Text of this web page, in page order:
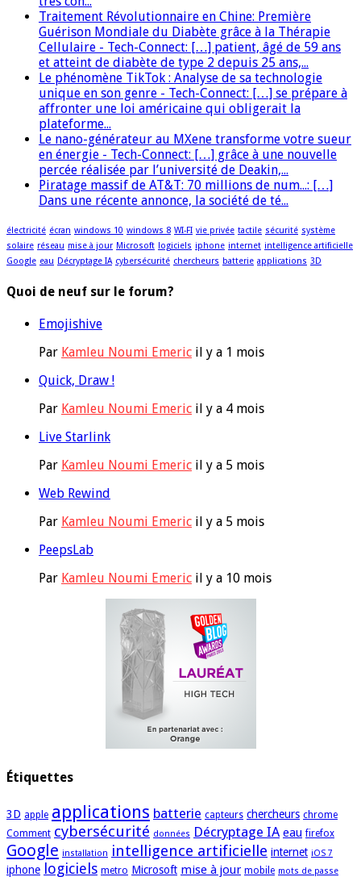
Traitement Révolutionnaire en Chine: Première
Guérison Mondiale du Diabète grâce à la Thérapie
Cellulaire - Tech-Connect: […] patient, âgé de 59 ans
et atteint de diabète de type 2 depuis 25 ans,...
Le phénomène TikTok : Analyse de sa technologie
unique en son genre - Tech-Connect: […] se prépare à
affronter une loi américaine qui obligerait la
plateforme...
Le nano-générateur au MXene transforme votre sueur
en énergie - Tech-Connect: […] grâce à une nouvelle
percée réalisée par l’université de Deakin,...
Piratage massif de AT&T: 70 millions de num...: […]
Dans une récente annonce, la société de té...
électricité écran windows 10 windows 8 WI-FI vie privée tactile sécurité système
solaire réseau mise à jour Microsoft logiciels iphone internet intelligence artificielle
Google eau Décryptage IA cybersécurité chercheurs batterie applications 3D
Quoi de neuf sur le forum?
Emojishive
Par Kamleu Noumi Emeric il y a 1 mois
Quick, Draw !
Par Kamleu Noumi Emeric il y a 4 mois
Live Starlink
Par Kamleu Noumi Emeric il y a 5 mois
Web Rewind
Par Kamleu Noumi Emeric il y a 5 mois
PeepsLab
Par Kamleu Noumi Emeric il y a 10 mois
Étiquettes
3D apple applications batterie capteurs chercheurs chrome
Comment cybersécurité données Décryptage IA eau firefox
Google installation intelligence artificielle internet iOS 7
iphone logiciels metro Microsoft mise à jour mobile mots de passe